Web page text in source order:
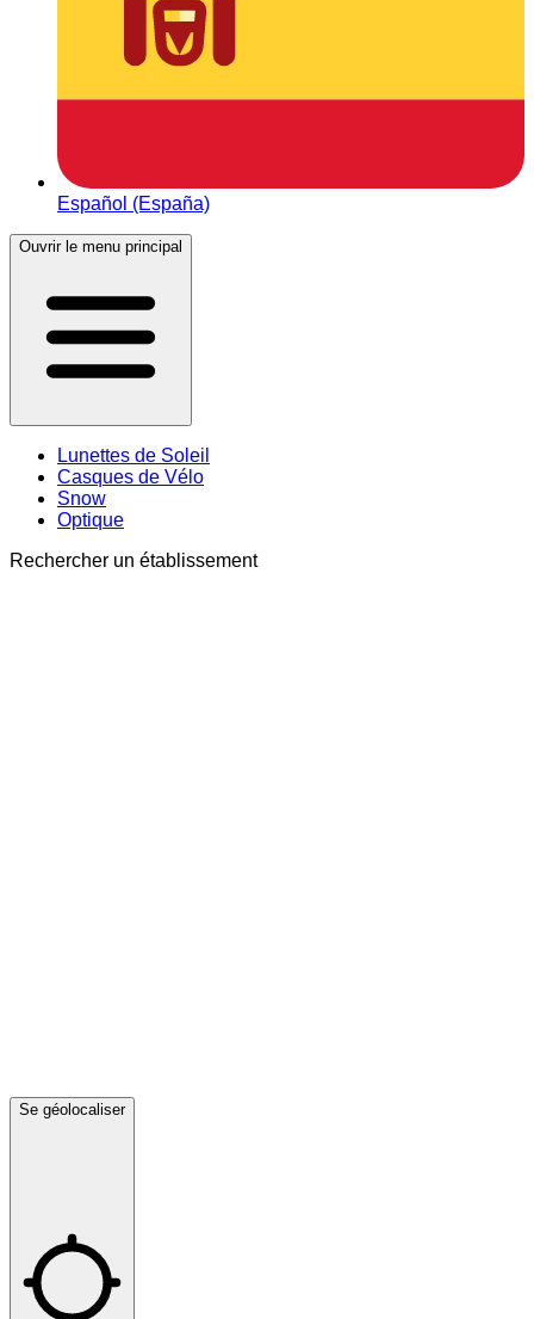
Español (España)
Ouvrir le menu principal
Lunettes de Soleil
Casques de Vélo
Snow
Optique
Rechercher un établissement
Se géolocaliser